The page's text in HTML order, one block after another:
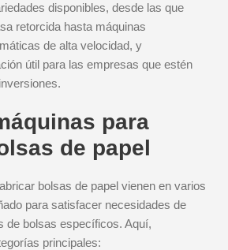
disponibles, desde las que
retorcida hasta máquinas
de alta velocidad, y
útil para las empresas que estén
para
de papel
bolsas de papel vienen en varios
para satisfacer necesidades de
de bolsas específicos. Aquí,
principales: